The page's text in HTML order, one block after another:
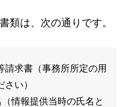
類は、次の通りです。
請求書（事務所所定の用
い）
情報提供当時の氏名と